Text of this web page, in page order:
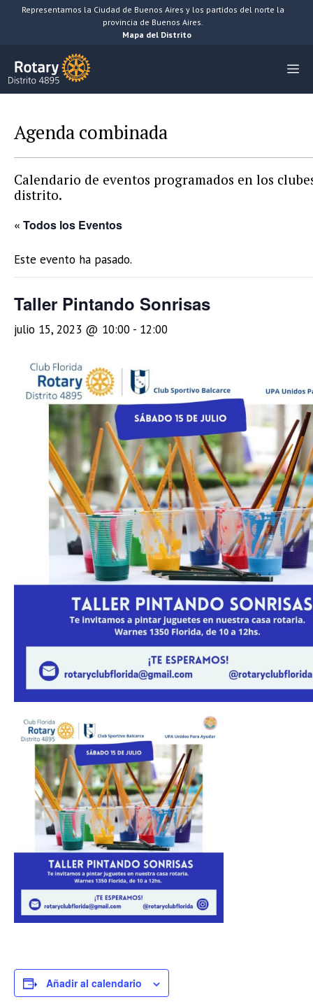
SaltarRepresentamos la Ciudad de Buenos Aires y los partidos del norte la
provincia de Buenos Aires.
Mapa del Distrito
Agenda combinada
Calendario de eventos programados en los
distrito.
« Todos los Eventos
Este evento ha pasado.
Taller Pintando Sonrisas
julio 15, 2023 @ 10:00 - 12:00
Añadir al calendario